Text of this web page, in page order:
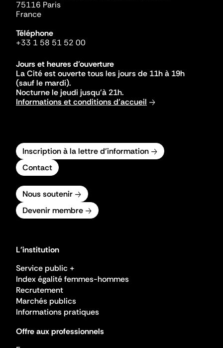
75116 Paris
France
Téléphone
+33 1 58 51 52 00
Jours et heures d'ouverture
La Cité est ouverte tous les jours de 11h à 19h
(sauf le mardi).
Nocturne le jeudi jusqu'à 21h.
Informations et conditions d'accueil
Inscription à la lettre d'information
Contact
Nous soutenir
Devenir membre
L'institution
Service public +
Index égalité femmes-hommes
Recrutement
Marchés publics
Informations pratiques
Offre aux professionnels